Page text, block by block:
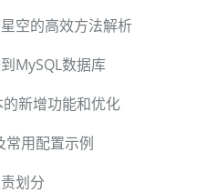
空的高效方法解析
MySQL数据库
新增功能和优化
用配置示例
划分